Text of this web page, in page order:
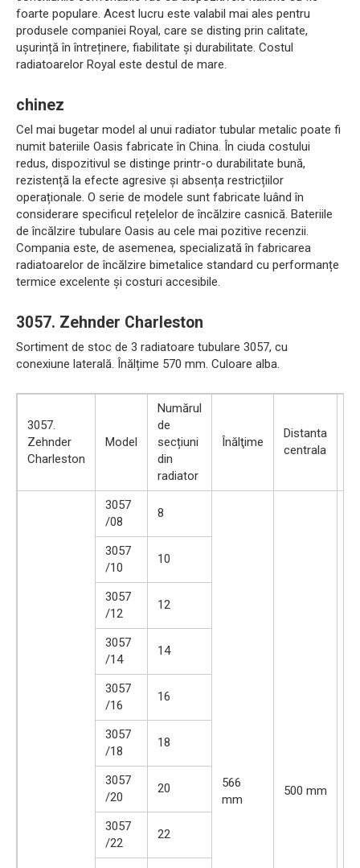
foarte populare. Acest lucru este valabil mai ales pentru
produsele companiei Royal, care se disting prin calitate,
ușurință în întreținere, fiabilitate și durabilitate. Costul
radiatoarelor Royal este destul de mare.
chinez
Cel mai bugetar model al unui radiator tubular metalic poate fi
numit bateriile Oasis fabricate în China. În ciuda costului
redus, dispozitivul se distinge printr-o durabilitate bună,
rezistență la efecte agresive și absența restricțiilor
operaționale. O serie de modele sunt fabricate luând în
considerare specificul rețelelor de încălzire casnică. Bateriile
de încălzire tubulare Oasis au cele mai pozitive recenzii.
Compania este, de asemenea, specializată în fabricarea
radiatoarelor de încălzire bimetalice standard cu performanțe
termice excelente și costuri accesibile.
3057. Zehnder Charleston
Sortiment de stoc de 3 radiatoare tubulare 3057, cu
conexiune laterală. Înălțime 570 mm. Culoare alba.
3057.
Zehnder
Charleston
Model
Numărul
de
secțiuni
din
radiator
Înălţime
Distanta
centrala
3057
/08
8
566
mm
500 mm
3057
/10
10
3057
/12
12
3057
/14
14
3057
/16
16
3057
/18
18
3057
/20
20
3057
/22
22